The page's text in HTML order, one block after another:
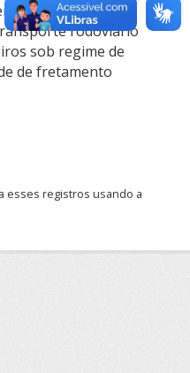
para a
rodoviário
sob regime de
de fretamento
esses registros usando a